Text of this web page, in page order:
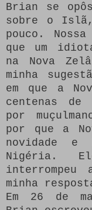
Brian se
sobre o Islã,
pouco.
que um
na Nova
minha
em que a
centenas
por
por que a
novidade e
Nigéria.
interrompeu
minha
Em 26 de